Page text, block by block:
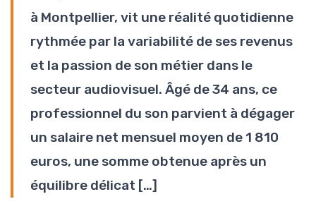
à Montpellier, vit une réalité quotidienne
rythmée par la variabilité de ses revenus
et la passion de son métier dans le
secteur audiovisuel. Âgé de 34 ans, ce
professionnel du son parvient à dégager
un salaire net mensuel moyen de 1 810
euros, une somme obtenue après un
équilibre délicat […]